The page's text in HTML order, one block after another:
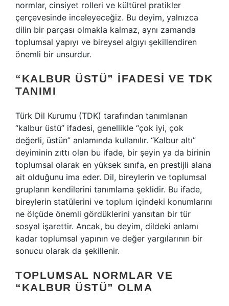
normlar, cinsiyet rolleri ve kültürel pratikler
çerçevesinde inceleyeceğiz. Bu deyim, yalnızca
dilin bir parçası olmakla kalmaz, aynı zamanda
toplumsal yapıyı ve bireysel algıyı şekillendiren
önemli bir unsurdur.
“KALBUR ÜSTÜ” İFADESI VE TDK
TANIMI
Türk Dil Kurumu (TDK) tarafından tanımlanan
“kalbur üstü” ifadesi, genellikle “çok iyi, çok
değerli, üstün” anlamında kullanılır. “Kalbur altı”
deyiminin zıttı olan bu ifade, bir şeyin ya da birinin
toplumsal olarak en yüksek sınıfa, en prestijli alana
ait olduğunu ima eder. Dil, bireylerin ve toplumsal
grupların kendilerini tanımlama şeklidir. Bu ifade,
bireylerin statülerini ve toplum içindeki konumlarını
ne ölçüde önemli gördüklerini yansıtan bir tür
sosyal işarettir. Ancak, bu deyim, dildeki anlamı
kadar toplumsal yapının ve değer yargılarının bir
sonucu olarak da şekillenir.
TOPLUMSAL NORMLAR VE
“KALBUR ÜSTÜ” OLMA